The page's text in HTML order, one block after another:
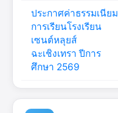
ประกาศค่าธรรมเนียม
การเรียนโรงเรียน
เซนต์หลุยส์
ฉะเชิงเทรา ปีการ
ศึกษา 2569